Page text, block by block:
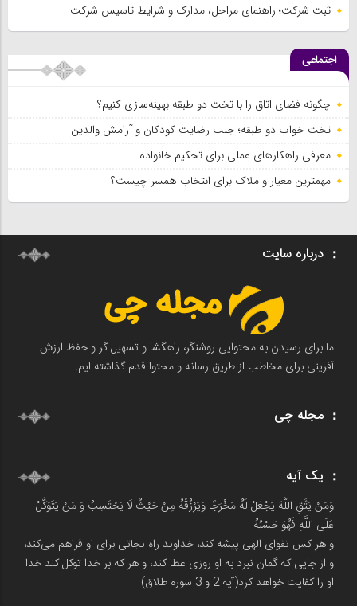
ثبت شرکت؛ راهنمای مراحل، مدارک و شرایط تاسیس شرکت
اجتماعی
چگونه فضای اتاق را با تخت دو طبقه بهینه‌سازی کنیم؟
تخت خواب دو طبقه؛ جلب رضایت کودکان و آرامش والدین
معرفی راهکارهای عملی برای تحکیم خانواده
مهمترین معیار و ملاک برای انتخاب همسر چیست؟
درباره سایت
ما برای رسیدن به محتوایی روشنگر، راهگشا و تسهیل گر و حفظ ارزش
آفرینی برای مخاطب از طریق رسانه و محتوا قدم گذاشته ایم.
مجله چی
یک آیه
وَمَنْ يَتَّقِ اللَّهَ يَجْعَلْ لَهُ مَخْرَجًا وَيَرْزُقْهُ مِنْ حَيْثُ لَا يَحْتَسِبُ وَ مَنْ يَتَوَكَّلْ
عَلَى اللَّهِ فَهُوَ حَسْبُهُ
و هر کس تقوای الهی پیشه کند، خداوند راه نجاتی برای او فراهم می‌کند،
و از جایی که گمان نبرد به او روزی عطا کند، و هر که بر خدا توکل کند خدا
او را کفایت خواهد کرد(آیه 2 و 3 سوره طلاق)